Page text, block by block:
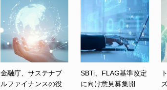
金融庁、サステナブ
ルファイナンスの役
SBTi、FLAG基準改定
に向け意見募集開